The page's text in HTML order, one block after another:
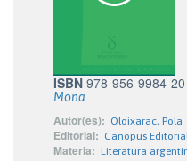
ISBN 978-956-9984-
Mona
Autor(es): Oloixarac, Pola
Editorial: Canopus
Materia: Literatura